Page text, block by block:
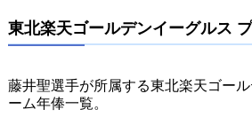
東北楽天ゴールデンイーグルス
藤井聖選手が所属する東北楽天ゴー
ーム年俸一覧。